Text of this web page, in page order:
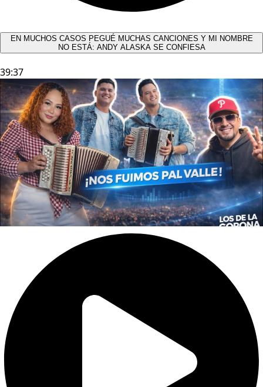
EN MUCHOS CASOS PEGUÉ MUCHAS CANCIONES Y MI NOMBRE
NO ESTÁ: ANDY ALASKA SE CONFIESA​
39:37